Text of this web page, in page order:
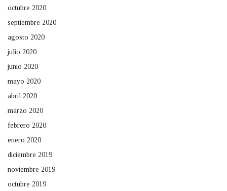
octubre 2020
septiembre 2020
agosto 2020
julio 2020
junio 2020
mayo 2020
abril 2020
marzo 2020
febrero 2020
enero 2020
diciembre 2019
noviembre 2019
octubre 2019